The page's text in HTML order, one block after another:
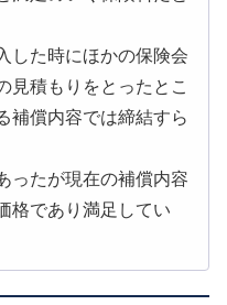
した時にほかの保険会
見積もりをとったとこ
補償内容では締結すら
ったが現在の補償内容
格であり満足してい